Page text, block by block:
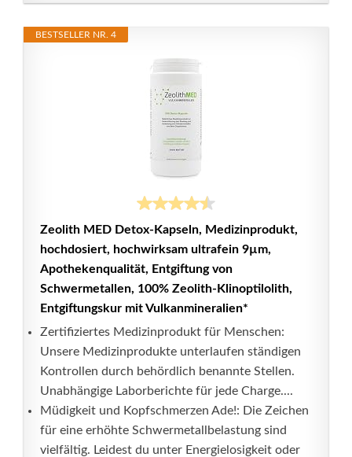
BESTSELLER NR. 4
Zeolith MED Detox-Kapseln, Medizinprodukt,
hochdosiert, hochwirksam ultrafein 9µm,
Apothekenqualität, Entgiftung von
Schwermetallen, 100% Zeolith-Klinoptilolith,
Entgiftungskur mit Vulkanmineralien*
Zertifiziertes Medizinprodukt für Menschen:
Unsere Medizinprodukte unterlaufen ständigen
Kontrollen durch behördlich benannte Stellen.
Unabhängige Laborberichte für jede Charge....
Müdigkeit und Kopfschmerzen Ade!: Die Zeichen
für eine erhöhte Schwermetallbelastung sind
vielfältig. Leidest du unter Energielosigkeit oder